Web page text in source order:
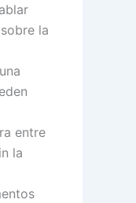
la
entre
la